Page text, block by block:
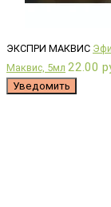
ЭКСПРИ МАКВИС
Маквис, 5мл 22.00
Уведомить